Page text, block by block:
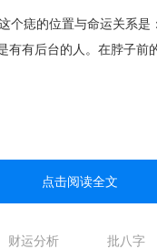
个痣的位置与命运关系是
有有后台的人。在脖子前
点击阅读全文
财运分析 批八字